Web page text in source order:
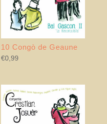
10 Congò de Geaune
€0,99